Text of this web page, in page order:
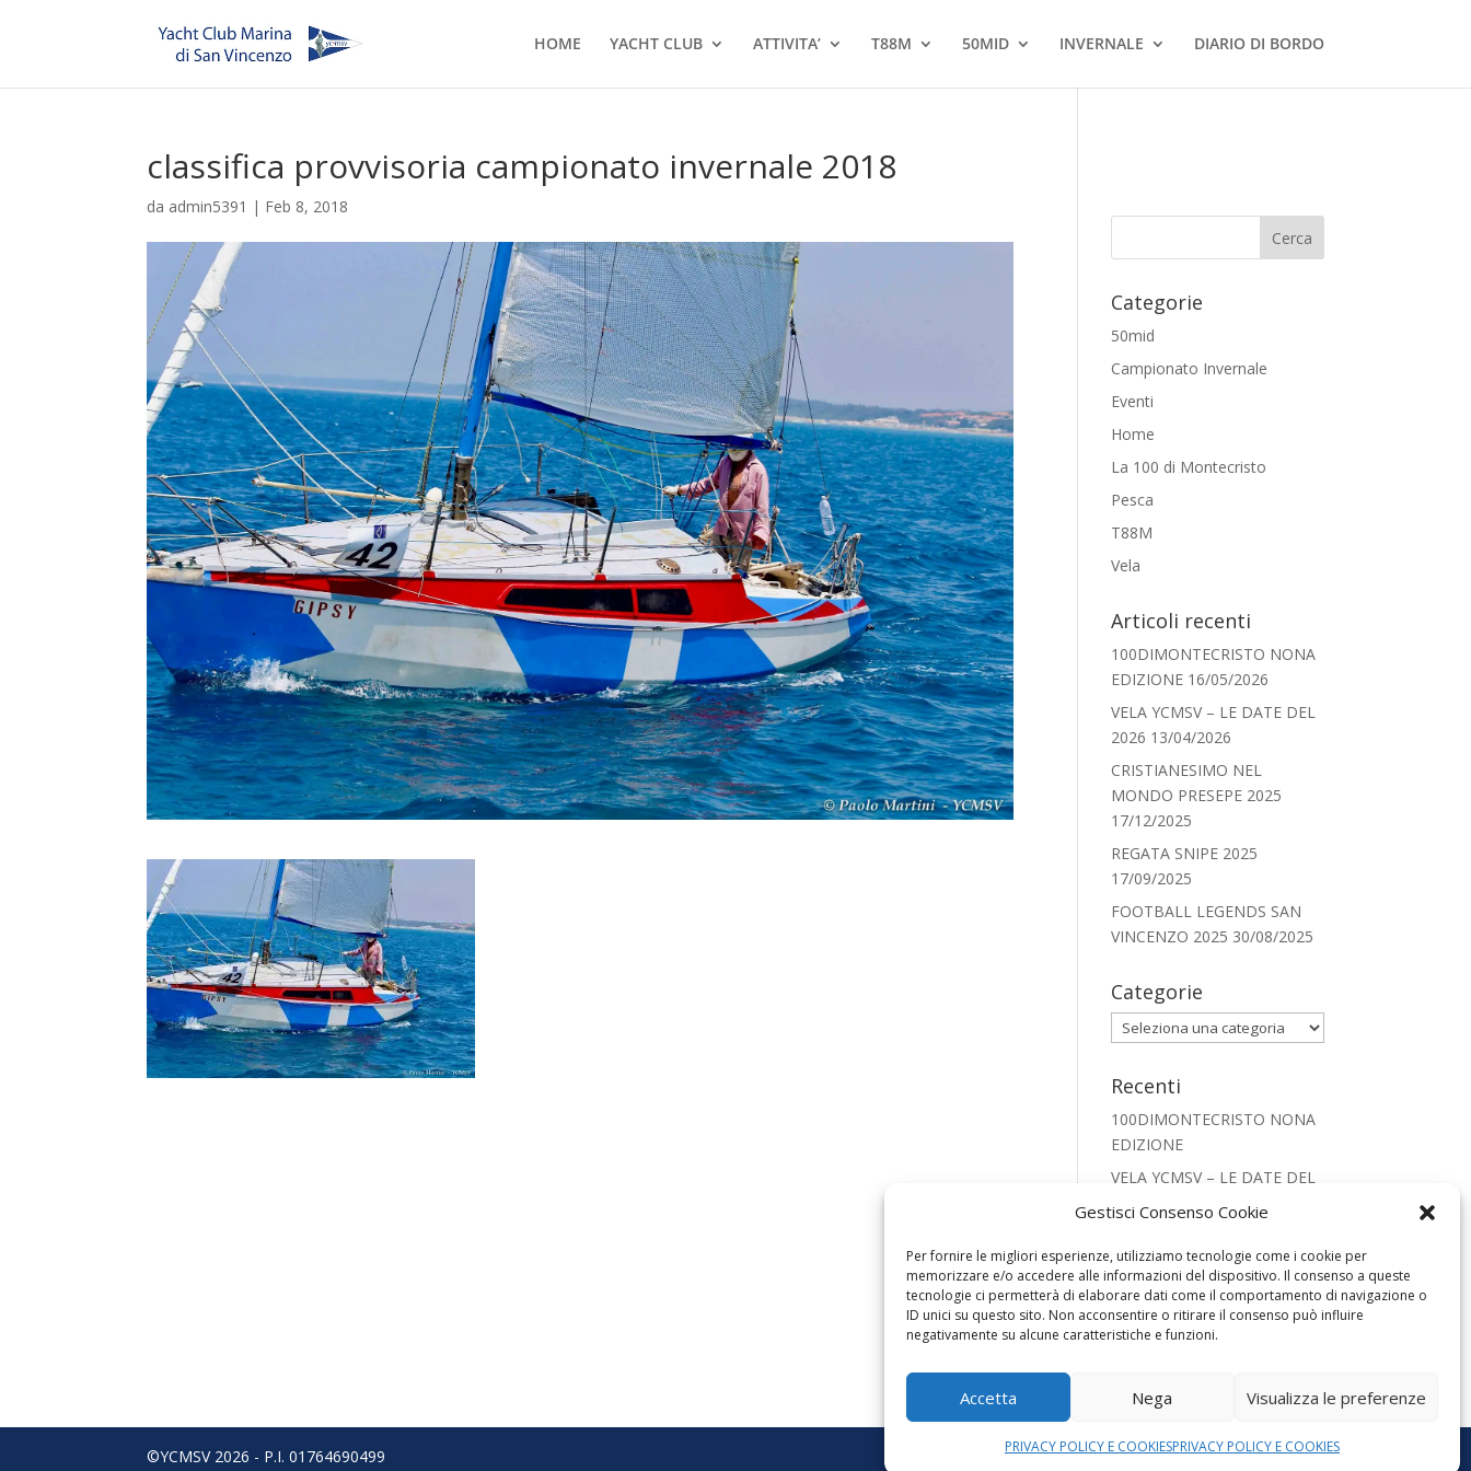
Gestisci Consenso Cookie
Per fornire le migliori esperienze, utilizziamo tecnologie come i cookie per
memorizzare e/o accedere alle informazioni del dispositivo. Il consenso a queste
tecnologie ci permetterà di elaborare dati come il comportamento di navigazione o
ID unici su questo sito. Non acconsentire o ritirare il consenso può influire
negativamente su alcune caratteristiche e funzioni.
Accetta Nega Visualizza le preferenze
PRIVACY POLICY E COOKIESPRIVACY POLICY E COOKIES
HOME YACHT CLUB ATTIVITA’ T88M 50MID INVERNALE DIARIO DI BORDO
classifica provvisoria campionato invernale 2018
da admin5391 | Feb 8, 2018
Categorie
50mid
Campionato Invernale
Eventi
Home
La 100 di Montecristo
Pesca
T88M
Vela
Articoli recenti
100DIMONTECRISTO NONA
EDIZIONE 16/05/2026
VELA YCMSV – LE DATE DEL
2026 13/04/2026
CRISTIANESIMO NEL
MONDO PRESEPE 2025
17/12/2025
REGATA SNIPE 2025
17/09/2025
FOOTBALL LEGENDS SAN
VINCENZO 2025 30/08/2025
Categorie
Categorie
Recenti
100DIMONTECRISTO NONA
EDIZIONE
VELA YCMSV – LE DATE DEL
2026
MONDO PRESEPE 2025
REGATA SNIPE 2025
FOOTBALL LEGENDS SAN
©YCMSV 2026 - P.I. 01764690499